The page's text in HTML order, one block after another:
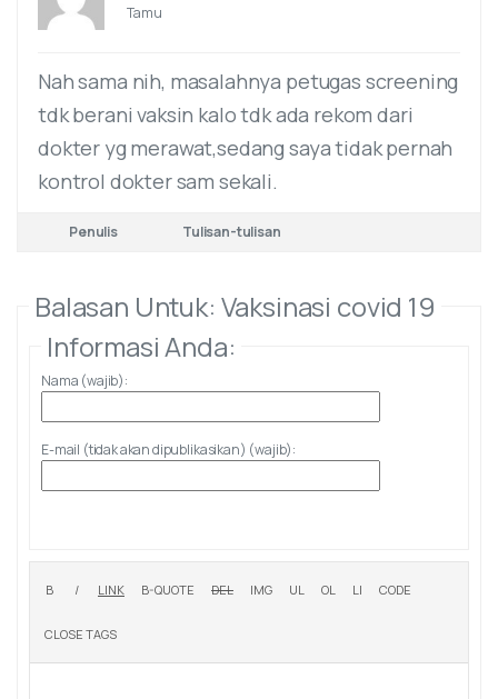
Tamu
Nah sama nih, masalahnya petugas screening
tdk berani vaksin kalo tdk ada rekom dari
dokter yg merawat,sedang saya tidak pernah
kontrol dokter sam sekali.
Penulis Tulisan-tulisan
Balasan Untuk: Vaksinasi covid 19
Informasi Anda:
Nama (wajib):
E-mail (tidak akan dipublikasikan) (wajib):